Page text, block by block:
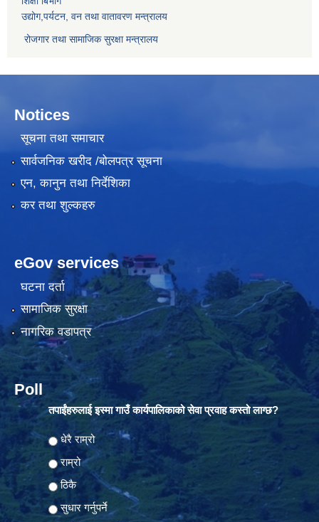
उद्योग,पर्यटन, वन तथा वातावरण मन्त्रालय
रोजगार तथा सामाजिक सुरक्षा मन्त्रालय
Notices
सूचना तथा समाचार
सार्वजनिक खरीद /बोलपत्र सूचना
एन, कानुन तथा निर्देशिका
कर तथा शुल्कहरु
eGov services
घटना दर्ता
सामाजिक सुरक्षा
नागरिक वडापत्र
Poll
तपाईंहरुलाई इस्मा गाउँ कार्यपालिकाको सेवा प्रवाह कस्तो लाग्छ?
Choices
धेरै राम्रो
राम्रो
ठिकै
सुधार गर्नुपर्ने